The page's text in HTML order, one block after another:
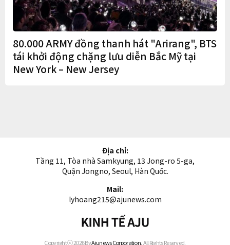
80.000 ARMY đồng thanh hát "Arirang", BTS
tái khởi động chặng lưu diễn Bắc Mỹ tại
New York – New Jersey
Địa chỉ:
Tầng 11, Tòa nhà Samkyung, 13 Jong-ro 5-ga,
Quận Jongno, Seoul, Hàn Quốc.
Mail:
lyhoang215@ajunews.com
Kinh
tế
AJU
Copyright ⓒ 2026 ByAjunews Corporation, All Rights Reserved.